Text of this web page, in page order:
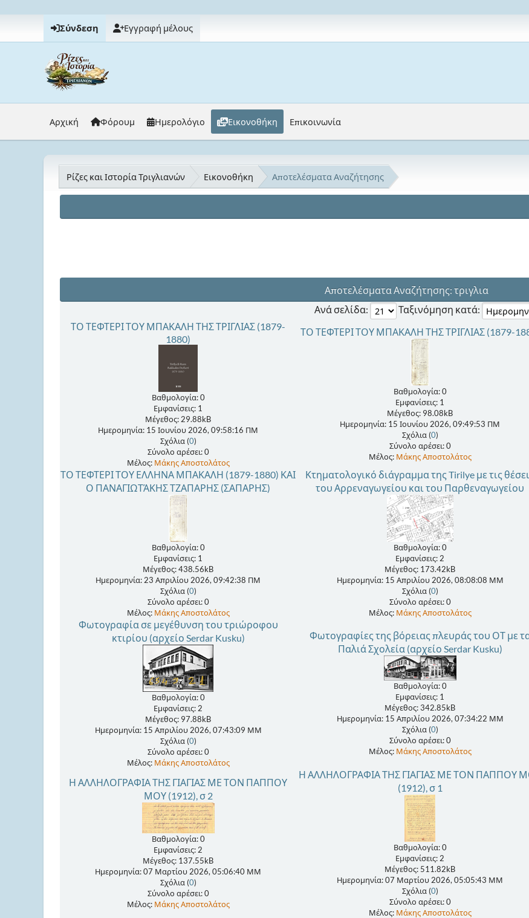
Σύνδεση Εγγραφή μέλους
Αρχική Φόρουμ Ημερολόγιο Εικονοθήκη Επικοινωνία
Ρίζες και Ιστορία Τριγλιανών Εικονοθήκη Αποτελέσματα Αναζήτησης
Αποτελέσματα Αναζήτησης: τριγλια
Ανά σελίδα:
Ταξινόμηση κατά:
ΤΟ ΤΕΦΤΕΡΙ ΤΟΥ ΜΠΑΚΑΛΗ ΤΗΣ ΤΡΙΓΛΙΑΣ (1879-
1880)
Βαθμολογία: 0
Εμφανίσεις: 1
Μέγεθος: 29.88kB
Ημερομηνία: 15 Ιουνίου 2026, 09:58:16 ΠΜ
Σχόλια (0)
Σύνολο αρέσει: 0
Μέλος: Μάκης Αποστολάτος
ΤΟ ΤΕΦΤΕΡΙ ΤΟΥ ΜΠΑΚΑΛΗ ΤΗΣ ΤΡΙΓΛΙΑΣ (1879-
Βαθμολογία: 0
Εμφανίσεις: 1
Μέγεθος: 98.08kB
Ημερομηνία: 15 Ιουνίου 2026, 09:49:53 ΠΜ
Σχόλια (0)
Σύνολο αρέσει: 0
Μέλος: Μάκης Αποστολάτος
ΤΟ ΤΕΦΤΕΡΙ ΤΟΥ ΕΛΛΗΝΑ ΜΠΑΚΑΛΗ (1879-1880) ΚΑΙ
Ο ΠΑΝΑΓΙΩΤΆΚΗΣ ΤΖΑΠΑΡΗΣ (ΣΑΠΑΡΗΣ)
Βαθμολογία: 0
Εμφανίσεις: 1
Μέγεθος: 438.56kB
Ημερομηνία: 23 Απριλίου 2026, 09:42:38 ΠΜ
Σχόλια (0)
Σύνολο αρέσει: 0
Μέλος: Μάκης Αποστολάτος
Κτηματολογικό διάγραμμα της Tirilye με τις
του Αρρεναγωγείου και του Παρθεναγωγείου
Βαθμολογία: 0
Εμφανίσεις: 2
Μέγεθος: 173.42kB
Ημερομηνία: 15 Απριλίου 2026, 08:08:08 ΜΜ
Σχόλια (0)
Σύνολο αρέσει: 0
Μέλος: Μάκης Αποστολάτος
Φωτογραφία σε μεγέθυνση του τριώροφου
κτιρίου (αρχείο Serdar Kusku)
Βαθμολογία: 0
Εμφανίσεις: 2
Μέγεθος: 97.88kB
Ημερομηνία: 15 Απριλίου 2026, 07:43:09 ΜΜ
Σχόλια (0)
Σύνολο αρέσει: 0
Μέλος: Μάκης Αποστολάτος
Φωτογραφίες της βόρειας πλευράς του ΟΤ με
Παλιά Σχολεία (αρχείο Serdar Kusku)
Βαθμολογία: 0
Εμφανίσεις: 1
Μέγεθος: 342.85kB
Ημερομηνία: 15 Απριλίου 2026, 07:34:22 ΜΜ
Σχόλια (0)
Σύνολο αρέσει: 0
Μέλος: Μάκης Αποστολάτος
Η ΑΛΛΗΛΟΓΡΑΦΙΑ ΤΗΣ ΓΙΑΓΙΑΣ ΜΕ ΤΟΝ ΠΑΠΠΟΥ
ΜΟΥ (1912), σ 2
Βαθμολογία: 0
Εμφανίσεις: 2
Μέγεθος: 137.55kB
Ημερομηνία: 07 Μαρτίου 2026, 05:06:40 ΜΜ
Σχόλια (0)
Σύνολο αρέσει: 0
Μέλος: Μάκης Αποστολάτος
Η ΑΛΛΗΛΟΓΡΑΦΙΑ ΤΗΣ ΓΙΑΓΙΑΣ ΜΕ ΤΟΝ ΠΑΠΠΟΥ
(1912), σ 1
Βαθμολογία: 0
Εμφανίσεις: 2
Μέγεθος: 511.82kB
Ημερομηνία: 07 Μαρτίου 2026, 05:05:43 ΜΜ
Σχόλια (0)
Σύνολο αρέσει: 0
Μέλος: Μάκης Αποστολάτος